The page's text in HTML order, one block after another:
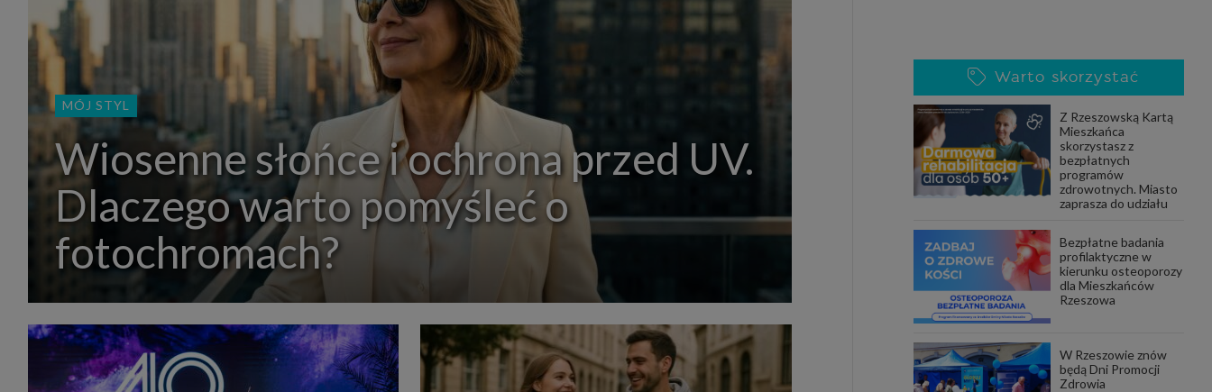
MÓJ STYL
Wiosenne słońce i ochrona przed UV.
Dlaczego warto pomyśleć o
fotochromach?
Warto skorzystać
Z Rzeszowską Kartą
Mieszkańca
skorzystasz z
bezpłatnych
programów
zdrowotnych. Miasto
zaprasza do udziału
Bezpłatne badania
profilaktyczne w
kierunku osteoporozy
dla Mieszkańców
Rzeszowa
W Rzeszowie znów
będą Dni Promocji
Zdrowia